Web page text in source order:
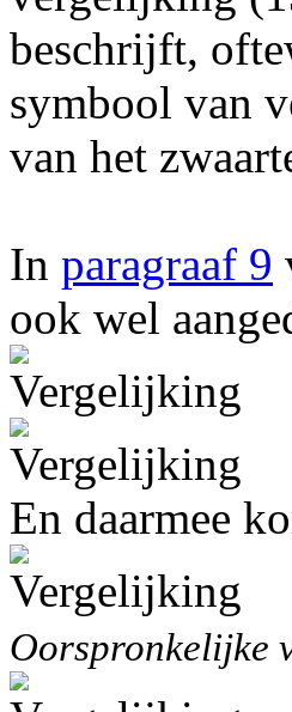
beschrijft,
symbool van
van het
In paragraaf 9
ook wel
En daarmee
Oorspronkelijke